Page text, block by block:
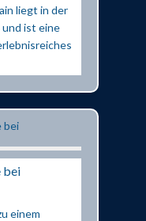
liegt in der
ist eine
bei
einem